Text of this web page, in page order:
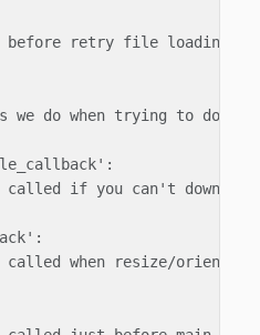
before retry file loading
we do when trying to
called if you can't
called when resize/